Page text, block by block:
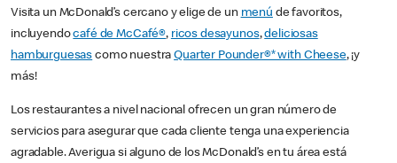
Visita un McDonald’s cercano y elige de un menú de favoritos,
incluyendocafé de McCafé®, ricos desayunos,deliciosas
hamburguesas como nuestraQuarter Pounder®* with Cheese, ¡y
más!
Los restaurantes a nivel nacional ofrecen un gran número de
servicios para asegurar que cada cliente tenga una experiencia
agradable. Averigua si alguno de los McDonald’s en tu área está